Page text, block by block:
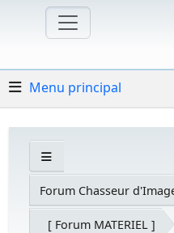
Menu principal
Forum Chasseur
[ Forum MATERIEL ]